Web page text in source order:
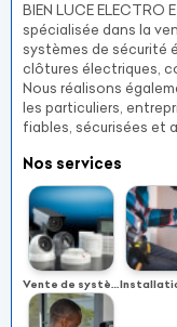
BIEN LUCE ELECTRO
spécialisée dans la
systèmes de sécurité
clôtures électriques,
Nous réalisons
les particuliers,
fiables, sécurisées et
Nos services
Vente de systèmes de sécurité électronique